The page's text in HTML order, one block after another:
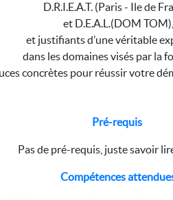
D.R.I.E.A.T. (Paris - Ile de
et D.E.A.L.(DOM TOM),
et justifiants d’une véritable
dans les domaines visés par la
concrètes pour réussir votre
Pré-requis
Pas de pré-requis, juste savoir
Compétences